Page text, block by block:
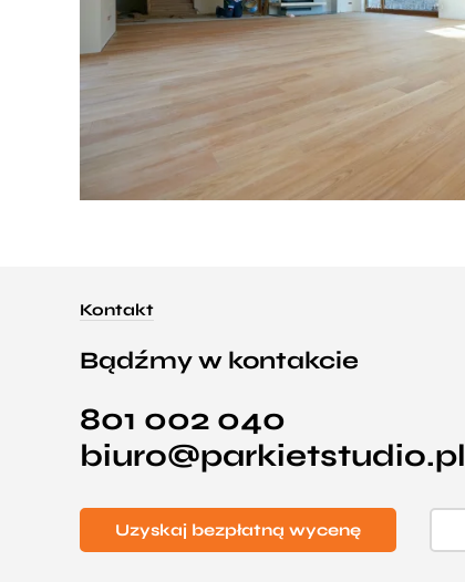
Kontakt
Bądźmy w kontakcie
801 002 040
biuro@parkietstudio.pl
Uzyskaj bezpłatną wycenę